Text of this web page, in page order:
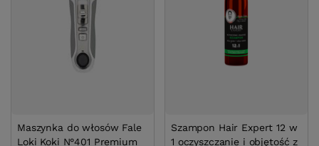
Maszynka do włosów Fale
Loki Koki N°401 Premium
Szampon Hair Expert 12 w
1 oczyszczanie i objętość z